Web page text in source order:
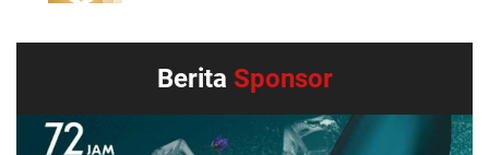
Berita Sponsor